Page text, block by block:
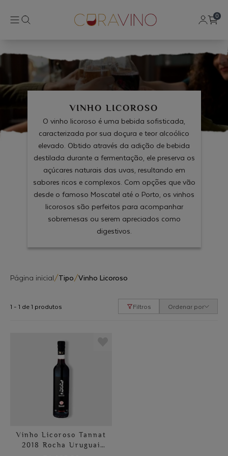
0
VINHO LICOROSO
O vinho licoroso é uma bebida sofisticada,
caracterizada por sua doçura e teor alcoólico
elevado. Obtido através da adição de bebida
destilada durante a fermentação, ele preserva os
açúcares naturais das uvas, resultando em
sabores ricos e complexos. Com opções que vão
desde o famoso Moscatel até o Porto, os vinhos
licorosos são perfeitos para acompanhar
sobremesas ou serem apreciados como
digestivos.
Página inicial/Tipo/Vinho Licoroso
1 - 1 de 1 produtos Filtros Ordenar por
Vinho Licoroso Tannat
2018 Rocha Uruguai